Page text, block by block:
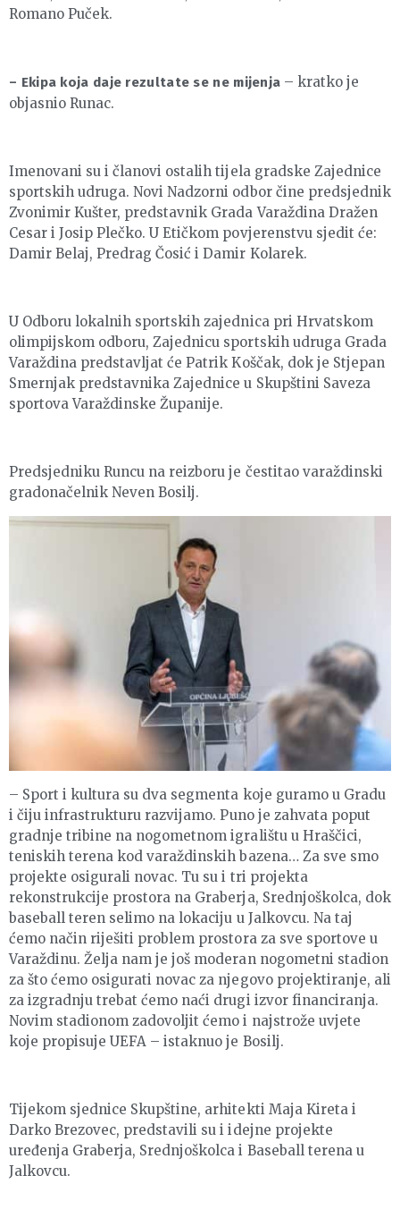
Romano Puček.
– Ekipa koja daje rezultate se ne mijenja – kratko je
objasnio Runac.
Imenovani su i članovi ostalih tijela gradske Zajednice
sportskih udruga. Novi Nadzorni odbor čine predsjednik
Zvonimir Kušter, predstavnik Grada Varaždina Dražen
Cesar i Josip Plečko. U Etičkom povjerenstvu sjedit će:
Damir Belaj, Predrag Čosić i Damir Kolarek.
U Odboru lokalnih sportskih zajednica pri Hrvatskom
olimpijskom odboru, Zajednicu sportskih udruga Grada
Varaždina predstavljat će Patrik Koščak, dok je Stjepan
Smernjak predstavnika Zajednice u Skupštini Saveza
sportova Varaždinske Županije.
Predsjedniku Runcu na reizboru je čestitao varaždinski
gradonačelnik Neven Bosilj.
– Sport i kultura su dva segmenta koje guramo u Gradu
i čiju infrastrukturu razvijamo. Puno je zahvata poput
gradnje tribine na nogometnom igralištu u Hraščici,
teniskih terena kod varaždinskih bazena… Za sve smo
projekte osigurali novac. Tu su i tri projekta
rekonstrukcije prostora na Graberja, Srednjoškolca, dok
baseball teren selimo na lokaciju u Jalkovcu. Na taj
ćemo način riješiti problem prostora za sve sportove u
Varaždinu. Želja nam je još moderan nogometni stadion
za što ćemo osigurati novac za njegovo projektiranje, ali
za izgradnju trebat ćemo naći drugi izvor financiranja.
Novim stadionom zadovoljit ćemo i najstrože uvjete
koje propisuje UEFA – istaknuo je Bosilj.
Tijekom sjednice Skupštine, arhitekti Maja Kireta i
Darko Brezovec, predstavili su i idejne projekte
uređenja Graberja, Srednjoškolca i Baseball terena u
Jalkovcu.